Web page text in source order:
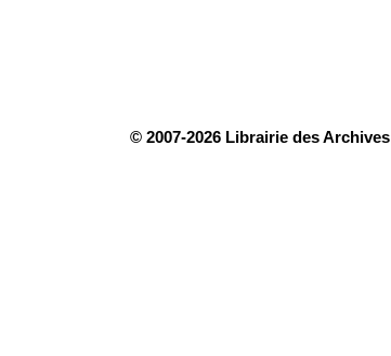
© 2007-2026 Librairie des Archives